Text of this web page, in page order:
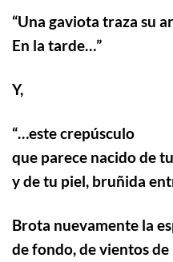
“Una gaviota traza su
En la tarde…”
Y,
“…este crepúsculo
que parece nacido de
y de tu piel, bruñida
Brota nuevamente la
de fondo, de vientos